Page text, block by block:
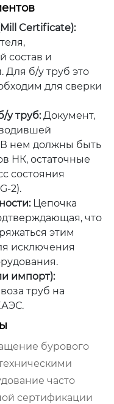
Certificate):
состав и
Для б/у труб это
для сверки
у труб:Документ,
нем должны быть
НК, остаточные
состояния
2).
Цепочка
что
этим
исключения
импорт):
труб на
бурового
часто
сертификации